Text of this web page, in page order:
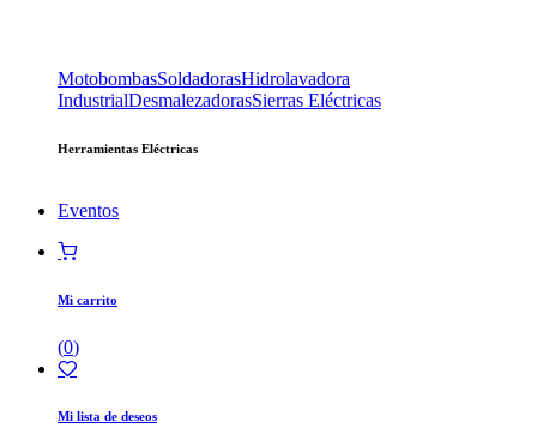
MotobombasSoldadorasHidrolavadora
IndustrialDesmalezadorasSierras Eléctricas
Herramientas Eléctricas
Eventos
Mi carrito
(0)
Mi lista de deseos